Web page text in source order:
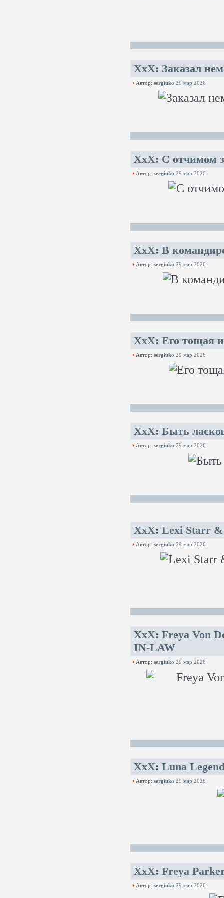
XxX: Заказал
Автор: sergiuko 29 мар 2026
XxX: С отчимом
Автор: sergiuko 29 мар 2026
XxX: В
Автор: sergiuko 29 мар 2026
XxX: Его тощая
Автор: sergiuko 29 мар 2026
XxX: Быть
Автор: sergiuko 29 мар 2026
XxX: Lexi Starr &
Автор: sergiuko 29 мар 2026
XxX: Freya Von
IN-LAW
Автор: sergiuko 29 мар 2026
XxX: Luna
Автор: sergiuko 29 мар 2026
XxX: Freya
Автор: sergiuko 29 мар 2026